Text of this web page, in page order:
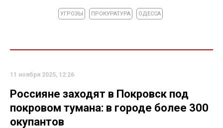
УГРОЗЫ ПРОКУРАТУРА ОДЕССА
11 ноября 2025, 12:26
Россияне заходят в Покровск под
покровом тумана: в городе более 300
окупантов